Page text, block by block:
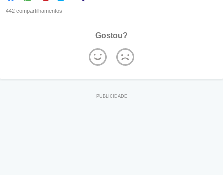
442 compartilhamentos
Gostou?